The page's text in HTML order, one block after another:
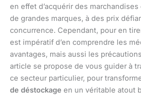
en effet d’acquérir des
de grandes marques, à des prix
concurrence. Cependant, pour en
est impératif d’en comprendre les
avantages, mais aussi les
article se propose de vous guider à
ce secteur particulier, pour
de déstockage en un véritable atout